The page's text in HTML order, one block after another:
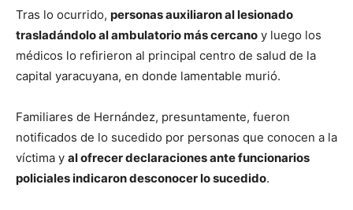
Tras lo ocurrido, personas auxiliaron al lesionado
trasladándolo al ambulatorio más cercano y luego los
médicos lo refirieron al principal centro de salud de la
capital yaracuyana, en donde lamentable murió.
Familiares de Hernández, presuntamente, fueron
notificados de lo sucedido por personas que conocen a la
víctima y al ofrecer declaraciones ante funcionarios
policiales indicaron desconocer lo sucedido.